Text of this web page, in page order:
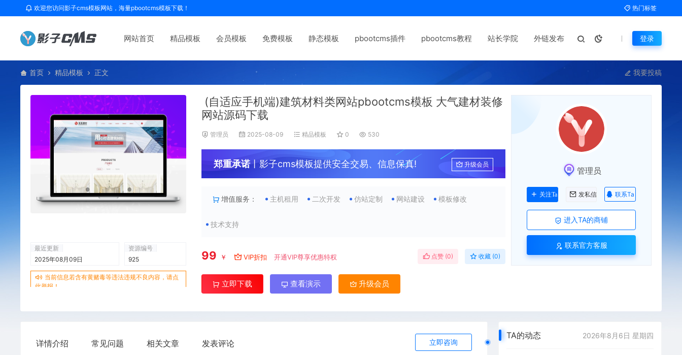
欢迎您访问影子cms模板网站，海量pbootcms模板下载！ 热门标签
网站首页 精品模板 会员模板 免费模板 静态模板 pbootcms插件 pbootcms教程 站长学院 外链发布 登录
首页 精品模板 正文 我要投稿
最近更新
2025年08月09日
资源编号
925
当前信息若含有黄赌毒等违法违规不良内容，请点
此举报！
(自适应手机端)建筑材料类网站pbootcms模板 大气建材装修
网站源码下载
管理员 2025-08-09 精品模板 0 530
郑重承诺丨影子cms模板提供安全交易、信息保真! 升级会员
增值服务： 主机租用 二次开发 仿站定制 网站建设 模板修改
技术支持
99 ￥ VIP折扣 开通VIP尊享优惠特权 点赞 (0) 收藏 (0)
立即下载 查看演示 升级会员
管理员
关注Ta 发私信 联系Ta
进入TA的商铺
联系官方客服
详情介绍 常见问题 相关文章 发表评论 立即咨询
TA的动态 2026年8月6日 星期四